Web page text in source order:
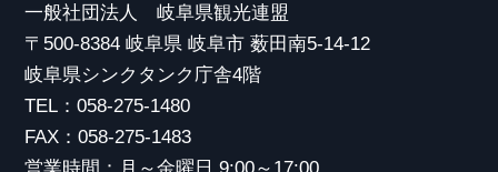
一般社団法人 岐阜県観光連盟
〒500-8384 岐阜県 岐阜市 薮田南5-14-12
岐阜県シンクタンク庁舎4階
TEL：058-275-1480
FAX：058-275-1483